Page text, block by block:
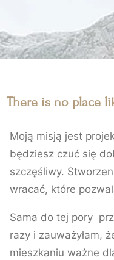
There is no place
Moją misją jest
będziesz czuć się
szczęśliwy.
wracać, które
Sama do tej pory
razy i zauważyłam,
mieszkaniu ważne